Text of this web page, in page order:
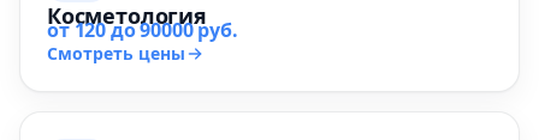
Косметология
от 120 до 90000 руб.
Смотреть цены